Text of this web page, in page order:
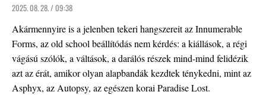
2025. 08. 28. / 09:38
Akármennyire is a jelenben tekeri hangszereit az Innumerable
Forms, az old school beállítódás nem kérdés: a kiállások, a régi
vágású szólók, a váltások, a darálós részek mind-mind felidézik
azt az érát, amikor olyan alapbandák kezdtek ténykedni, mint az
Asphyx, az Autopsy, az egészen korai Paradise Lost.